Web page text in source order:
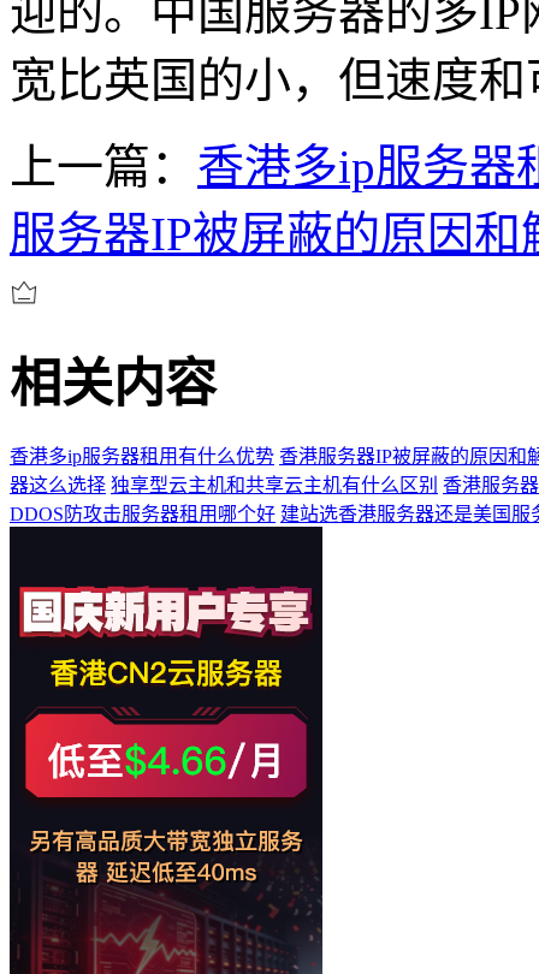
迎的。中国服务器的多
宽比英国的小，但速度
上一篇： 香港多ip服务器
服务器IP被屏蔽的原因和
相关内容
香港多ip服务器租用有什么优势 香港服务器IP被屏蔽的原因和
器这么选择 独享型云主机和共享云主机有什么区别 香港服务
DDOS防攻击服务器租用哪个好 建站选香港服务器还是美国服